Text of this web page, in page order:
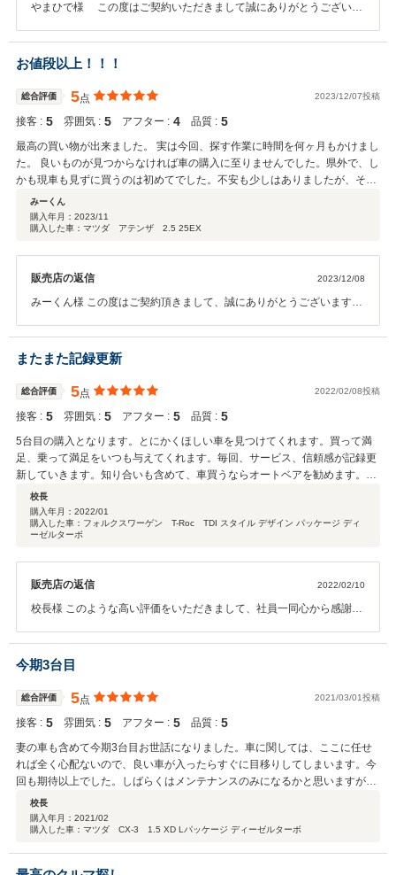
やまひで様 この度はご契約いただきまして誠にありがとうございま
謝しております 何かお困りの際はぜひお気軽にお立ち寄りください 今
後とも、どうぞ宜しくお願い致します
お値段以上！！！
総合評価 5点 2023/12/07投稿
接客 : 5 雰囲気 : 5 アフター : 4 品質 : 5
最高の買い物が出来ました。 実は今回、探す作業に時間を何ヶ月もかけまし
た。 良いものが見つからなければ車の購入に至りませんでした。県外で、し
かも現車も見ずに買うのは初めてでした。不安も少しはありましたが、それ
をなるべくほぼゼロにする為にたくさんの写真を送ってもらい、車両の状態
や自身の神経質な性格に関してたくさんお話しさせて頂きました。 それを理
解して下さい、細かい質問に最後まで親切に付き合って頂きました^ ^ お陰
り状態の良いのに感覚的にめっちゃ安く購入できました^ ^ お店が近くなら
そこに通いたいくらいです^ ^ 満足出来ました。次回もここで買いたいくら
みーくん
購入年月： 2023/11
購入した車：マツダ アテンザ 2.5 25EX
販売店の返信 2023/12/08
みーくん様 この度はご契約頂きまして、誠にありがとうございます。
す。 お客様に喜んで頂けることが、何よりも私共の励みになります。
車内外のクリーニングやお車の細部に渡るご説明も、今後より一層社
員全員で徹底させたいと思っております。また近くを通られた際には
ぜひお気軽にお立ち寄りください。 今後ともどうぞ宜しくお願い致し
ます。
またまた記録更新
総合評価 5点 2022/02/08投稿
接客 : 5 雰囲気 : 5 アフター : 5 品質 : 5
5台目の購入となります。とにかくほしい車を見つけてくれます。買って満
足、乗って満足をいつも与えてくれます。毎回、サービス、信頼感が記録更
新していきます。知り合いも含めて、車買うならオートベアを勧めます。今
回もありがとうございました。
校長
購入年月： 2022/01
購入した車：フォルクスワーゲン T-Roc TDI スタイル デザイン パッケージ ディ
ーゼルターボ
販売店の返信 2022/02/10
校長様 このような高い評価をいただきまして、社員一同心から感謝し
りの際はぜひお気軽にお立ち寄りください。 今後とも、どうぞ宜しく
お願い致します。
今期3台目
総合評価 5点 2021/03/01投稿
接客 : 5 雰囲気 : 5 アフター : 5 品質 : 5
妻の車も含めて今期3台目お世話になりました。車に関しては、ここに任せ
れば全く心配ないので、良い車が入ったらすぐに目移りしてしまいます。今
回も期待以上でした。しばらくはメンテナンスのみになるかと思いますが、
後残りの人生、何台乗れるか分かりませんが、ここでお世話になるつもりで
す。
校長
購入年月： 2021/02
購入した車：マツダ CX-3 1.5 XD Lパッケージ ディーゼルターボ